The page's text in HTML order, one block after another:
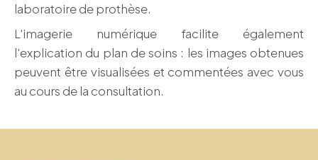
laboratoire de prothèse.
L'imagerie numérique facilite également
l'explication du plan de soins : les images obtenues
peuvent être visualisées et commentées avec vous
au cours de la consultation.